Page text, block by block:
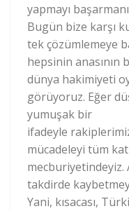
yapmayı
Bugün bize karşı
tek çözümlemeye
hepsinin anasının
dünya hakimiyeti
görüyoruz. Eğer
yumuşak bir
ifadeyle
mücadeleyi tüm
mecburiyetindeyiz.
takdirde
Yani, kısacası,